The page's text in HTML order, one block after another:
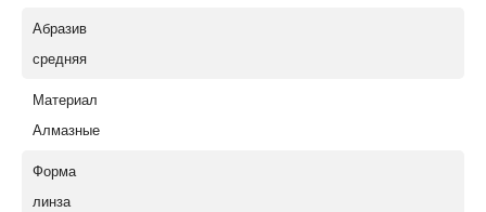
Абразив
средняя
Материал
Алмазные
Форма
линза